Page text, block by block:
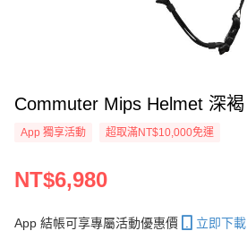
Commuter Mips Helmet 深褐
App 獨享活動 超取滿NT$10,000免運
NT$6,980
App 結帳可享專屬活動優惠價 立即下載